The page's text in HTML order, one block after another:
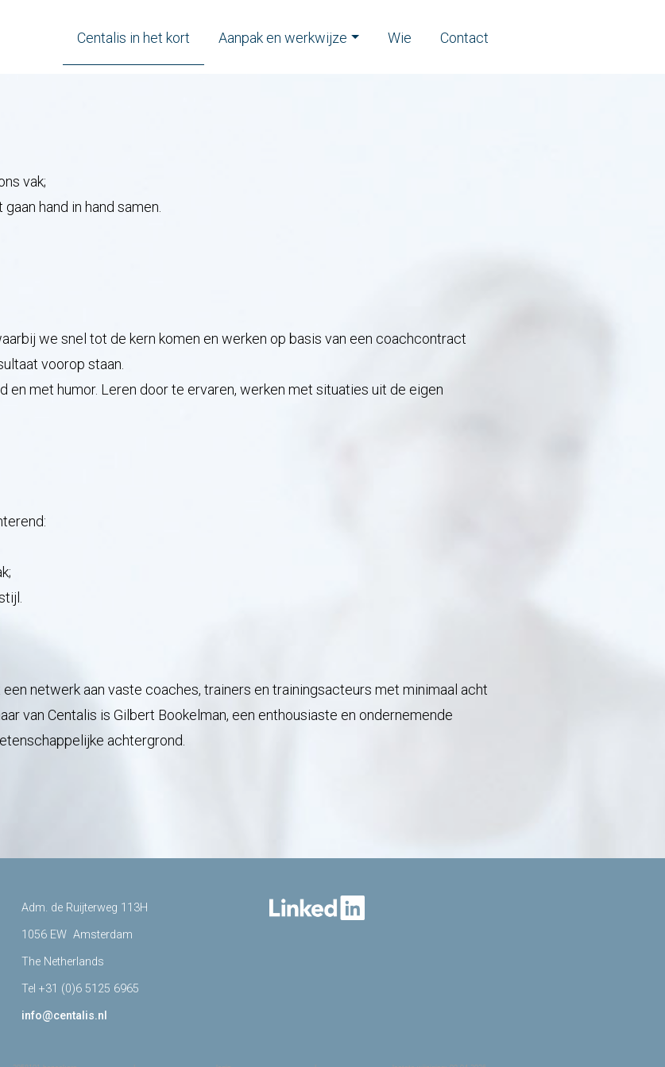
Centalis in het kort Aanpak en werkwijze Wie Contact
vak;
hand in hand samen.
we snel tot de kern komen en werken op basis van een coachcontract
voorop staan.
en met humor. Leren door te ervaren, werken met situaties uit de eigen
netwerk aan vaste coaches, trainers en trainingsacteurs met minimaal acht
van Centalis is Gilbert Bookelman, een enthousiaste en ondernemende
achtergrond.
Adm. de Ruijterweg 113H
1056 EW Amsterdam
The Netherlands
Tel +31 (0)6 5125 6965
info@centalis.nl